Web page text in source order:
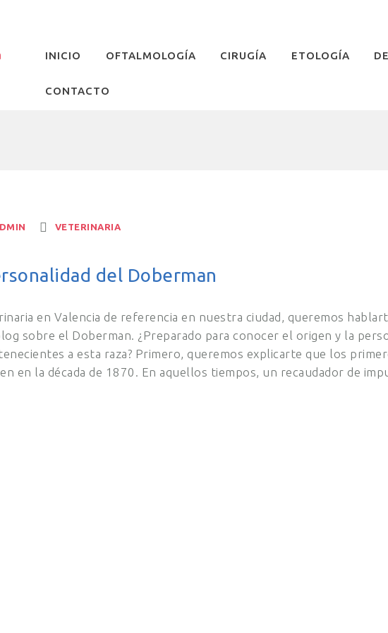
INICIO OFTALMOLOGÍA CIRUGÍA ETOLOGÍA
CONTACTO
VETERINARIA
del Doberman
en Valencia de referencia en nuestra ciudad, queremos
sobre el Doberman. ¿Preparado para conocer el origen y la
a esta raza? Primero, queremos explicarte que los
en la década de 1870. En aquellos tiempos, un recaudador de